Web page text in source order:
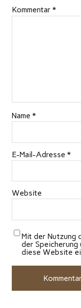
Kommentar *
Name *
E-Mail-Adresse *
Website
Mit der Nutzung
der Speicherung
diese Website